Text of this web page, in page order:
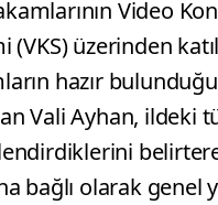
Video
(VKS) üzerinden
hazır
Vali Ayhan, ildeki
bağlı olarak genel